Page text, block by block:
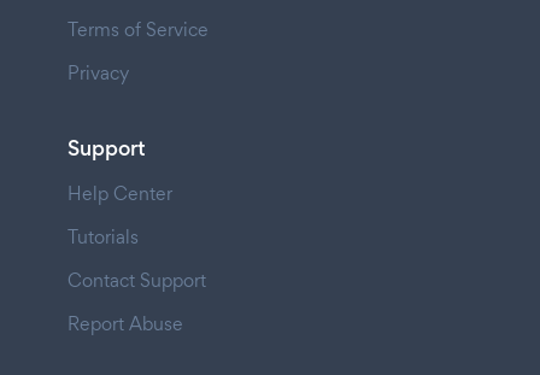
Terms of Service
Privacy
Support
Help Center
Tutorials
Contact Support
Report Abuse